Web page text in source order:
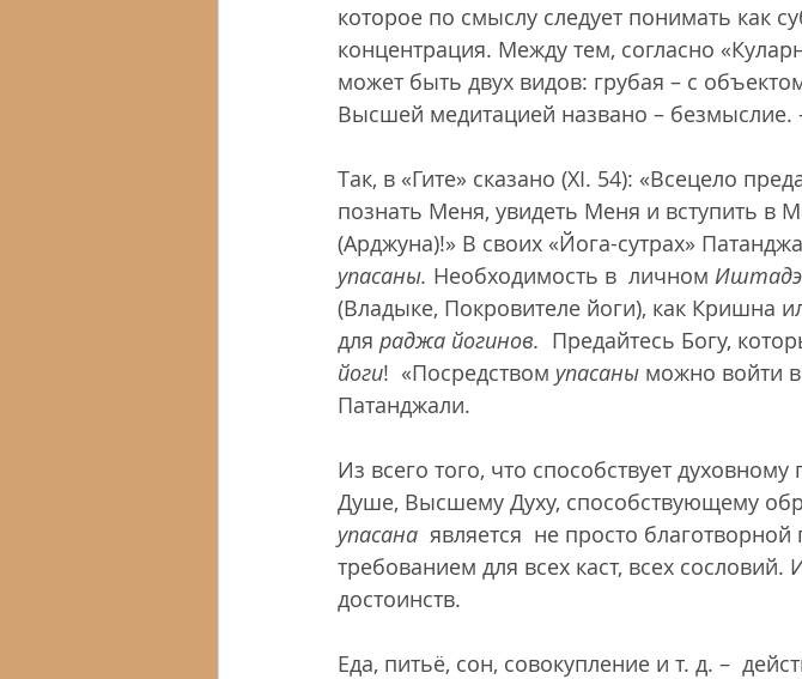
которое по смыслу следует понимать как
концентрация. Между тем, согласно
может быть двух видов: грубая – с
Высшей медитацией названо – безмыслие.
Так, в «Гите» сказано (ХI. 54): «Всецело
познать Меня, увидеть Меня и вступить в
(Арджуна)!» В своих «Йога-сутрах»
упасаны. Необходимость в  личном
(Владыке, Покровителе йоги), как Кришна
для раджа йогинов.
Предайтесь Богу,
йоги!  «Посредством упасаны можно войти в
Патанджали.
Из всего того, что способствует
Душе, Высшему Духу, способствующему
упасана
является  не просто
требованием для всех каст, всех сословий.
достоинств.
Еда, питьё, сон, совокупление и т. д. –